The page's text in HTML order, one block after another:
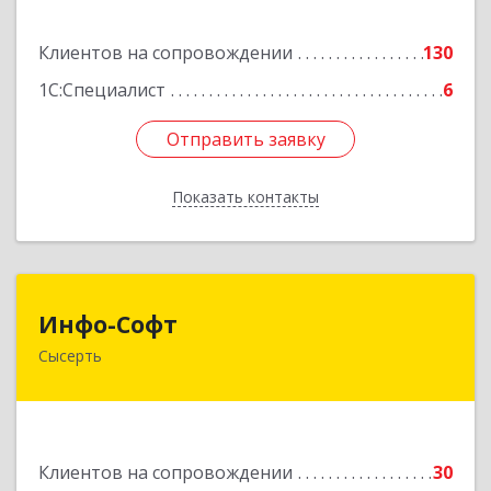
Клиентов на сопровождении
130
1С:Специалист
6
Отправить заявку
Показать контакты
Отправить заявку
Назад
Инфо-Софт
Сысерть
Клиентов на сопровождении 30
624021, Свердловская обл, Сысерть г, Коммуны